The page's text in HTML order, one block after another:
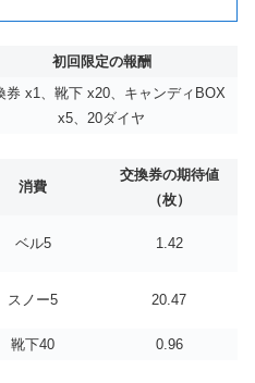
初回限定の報酬
券 x1、靴下 x20、キャンディBOX
x5、20ダイヤ
消費
交換券の期待値
（枚）
ベル5 1.42
スノー5 20.47
靴下40 0.96